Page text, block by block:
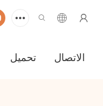
تحميل الاتصال